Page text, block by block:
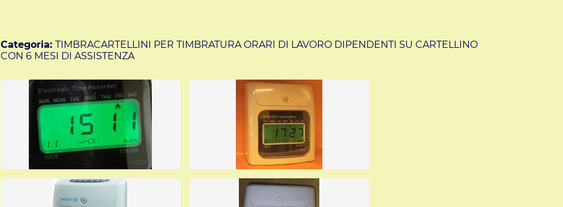
Categoria: TIMBRACARTELLINI PER TIMBRATURA ORARI DI LAVORO DIPENDENTI SU CARTELLINO
CON 6 MESI DI ASSISTENZA